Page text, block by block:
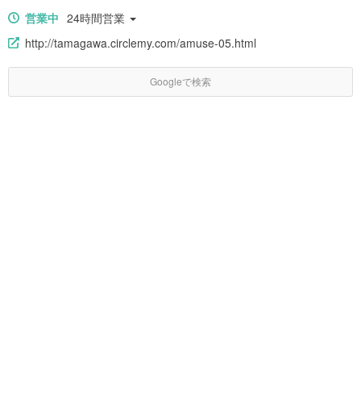
営業中 24時間営業
http://tamagawa.circlemy.com/amuse-05.html
Googleで検索